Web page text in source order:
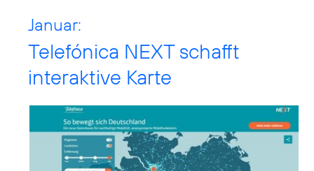
Januar:
Telefónica NEXT schafft
interaktive Karte